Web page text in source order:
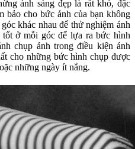
ánh sáng đẹp là rất khó, đặc
bảo cho bức ảnh của bạn không
khác nhau để thử nghiệm ánh
tốt ở mỗi góc để lựa ra bức hình
chụp ảnh trong điều kiện ánh
cho những bức hình chụp được
những ngày ít nắng.